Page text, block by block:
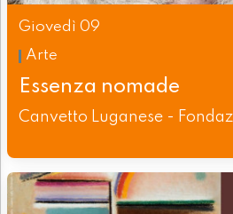
Giovedì 09
Arte
Essenza nomade
Canvetto Luganese -